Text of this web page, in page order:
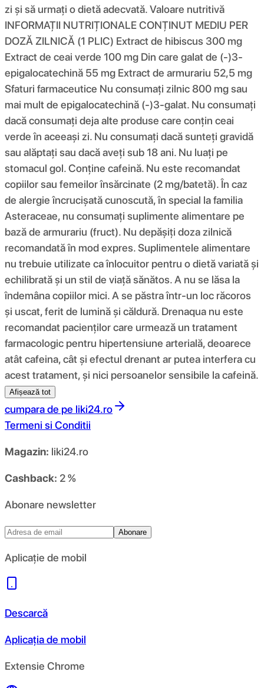
zi și să urmați o dietă adecvată. Valoare nutritivă
INFORMAȚII NUTRIȚIONALE CONȚINUT MEDIU PER
DOZĂ ZILNICĂ (1 PLIC) Extract de hibiscus 300 mg
Extract de ceai verde 100 mg Din care galat de (-)3-
epigalocatechină 55 mg Extract de armurariu 52,5 mg
Sfaturi farmaceutice Nu consumați zilnic 800 mg sau
mai mult de epigalocatechină (-)3-galat. Nu consumați
dacă consumați deja alte produse care conțin ceai
verde în aceeași zi. Nu consumați dacă sunteți gravidă
sau alăptați sau dacă aveți sub 18 ani. Nu luați pe
stomacul gol. Conține cafeină. Nu este recomandat
copiilor sau femeilor însărcinate (2 mg/batetă). În caz
de alergie încrucișată cunoscută, în special la familia
Asteraceae, nu consumați suplimente alimentare pe
bază de armurariu (fruct). Nu depășiți doza zilnică
recomandată în mod expres. Suplimentele alimentare
nu trebuie utilizate ca înlocuitor pentru o dietă variată și
echilibrată și un stil de viață sănătos. A nu se lăsa la
îndemâna copiilor mici. A se păstra într-un loc răcoros
și uscat, ferit de lumină și căldură. Drenaqua nu este
recomandat pacienților care urmează un tratament
farmacologic pentru hipertensiune arterială, deoarece
atât cafeina, cât și efectul drenant ar putea interfera cu
acest tratament, și nici persoanelor sensibile la cafeină.
Afișează tot
cumpara de pe liki24.ro
Termeni si Conditii
Magazin: liki24.ro
Cashback: 2 %
Abonare newsletter
Abonare
Aplicație de mobil
Descarcă
Aplicația de mobil
Extensie Chrome